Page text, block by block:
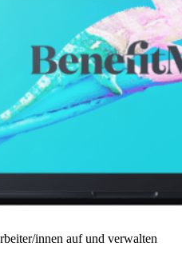
innen auf und verwalten